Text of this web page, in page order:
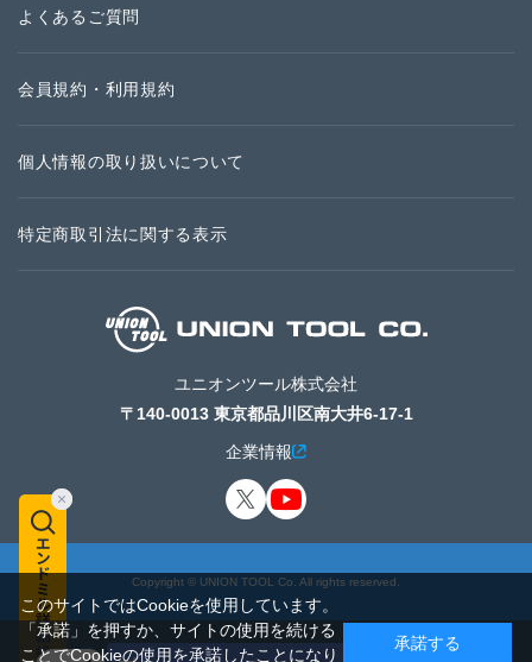
よくあるご質問
会員規約・利用規約
個人情報の取り扱いについて
特定商取引法に関する表示
ユニオンツール株式会社
〒140-0013 東京都品川区南大井6-17-1
企業情報
Copyright © UNION TOOL Co. All rights reserved.
このサイトではCookieを使用しています。
「承諾」を押すか、サイトの使用を続ける
ことでCookieの使用を承諾したことになり
承諾する